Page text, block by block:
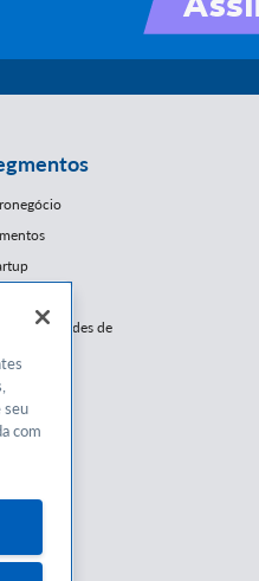
/ Redes de
seu
com